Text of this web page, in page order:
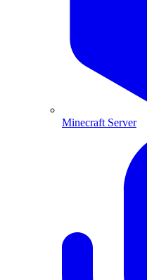
Minecraft Server